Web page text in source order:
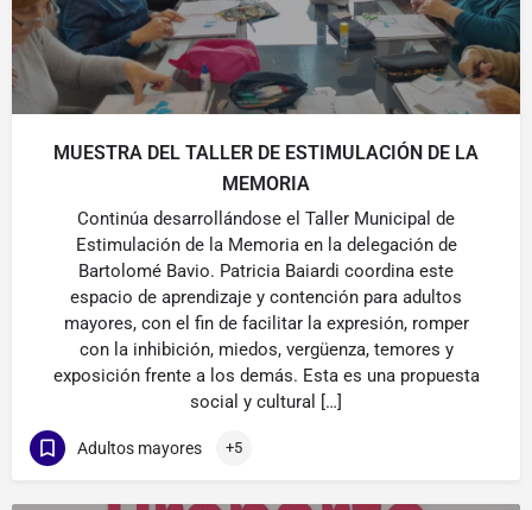
MUESTRA DEL TALLER DE ESTIMULACIÓN DE LA
MEMORIA
Continúa desarrollándose el Taller Municipal de
Estimulación de la Memoria en la delegación de
Bartolomé Bavio. Patricia Baiardi coordina este
espacio de aprendizaje y contención para adultos
mayores, con el fin de facilitar la expresión, romper
con la inhibición, miedos, vergüenza, temores y
exposición frente a los demás. Esta es una propuesta
social y cultural […]
Adultos mayores +5